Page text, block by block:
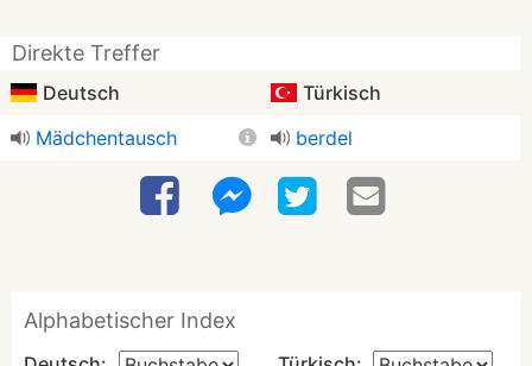
Direkte Treffer
Deutsch
Türkisch
Mädchentausch
berdel
Alphabetischer Index